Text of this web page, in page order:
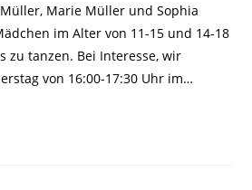
Marie Müller und Sophia
im Alter von 11-15 und 14-18
zu tanzen. Bei Interesse, wir
von 16:00-17:30 Uhr im…